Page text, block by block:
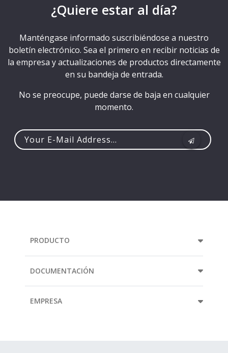
¿Quiere estar al día?
Manténgase informado suscribiéndose a nuestro
boletín electrónico. Sea el primero en recibir noticias de
la empresa y actualizaciones de productos directamente
en su bandeja de entrada.
No se preocupe, puede darse de baja en cualquier
momento.
PRODUCTO
DOCUMENTACIÓN
EMPRESA